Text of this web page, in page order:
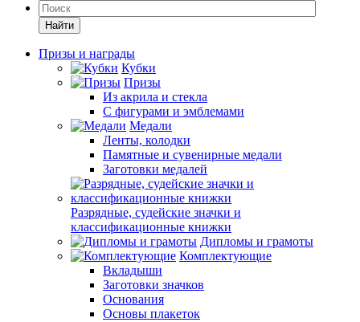
Найти
Призы и награды
Кубки
Призы
Из акрила и стекла
С фигурами и эмблемами
Медали
Ленты, колодки
Памятные и сувенирные медали
Заготовки медалей
Разрядные, судейские значки и
классификационные книжки
Дипломы и грамоты
Комплектующие
Вкладыши
Заготовки значков
Основания
Основы плакеток